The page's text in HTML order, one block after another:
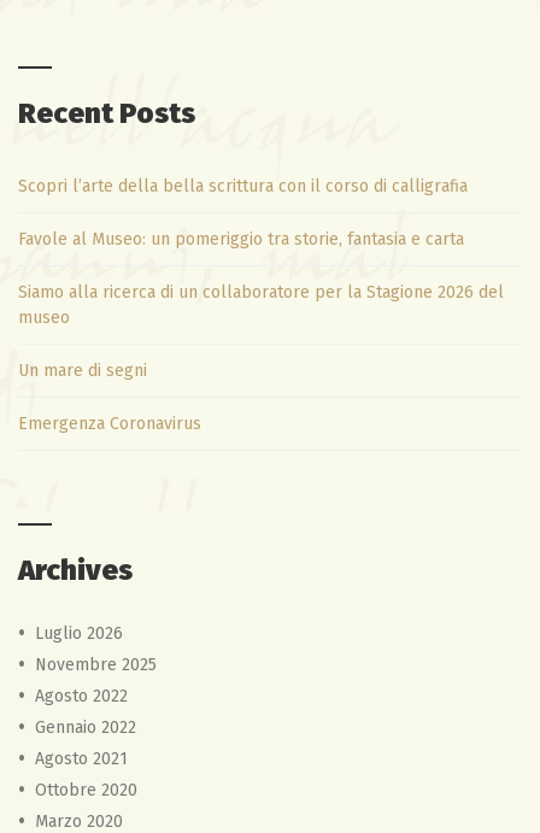
Recent Posts
Scopri l’arte della bella scrittura con il corso di calligrafia
Favole al Museo: un pomeriggio tra storie, fantasia e carta
Siamo alla ricerca di un collaboratore per la Stagione 2026 del
museo
Un mare di segni
Emergenza Coronavirus
Archives
Luglio 2026
Novembre 2025
Agosto 2022
Gennaio 2022
Agosto 2021
Ottobre 2020
Marzo 2020